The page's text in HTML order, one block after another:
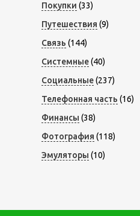
Покупки (33)
Путешествия (9)
Связь (144)
Системные(40)
Социальные(237)
Телефонная часть (16)
Финансы (38)
Фотография (118)
Эмуляторы (10)